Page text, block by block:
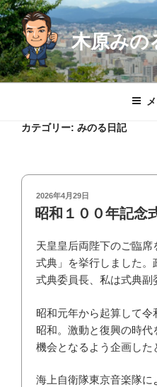
コ
ン
テ
ン
ツ
木原みの
カテゴリー: みのる日記
投
稿
日:
2026年4月29日
昭和１００年記念
天皇皇后両陛下のご臨
式典」を挙行しました
式典委員長、私は式典副
昭和元年から起算して令
昭和。激動と復興の時
機会となるよう企画した
海上自衛隊東京音楽隊